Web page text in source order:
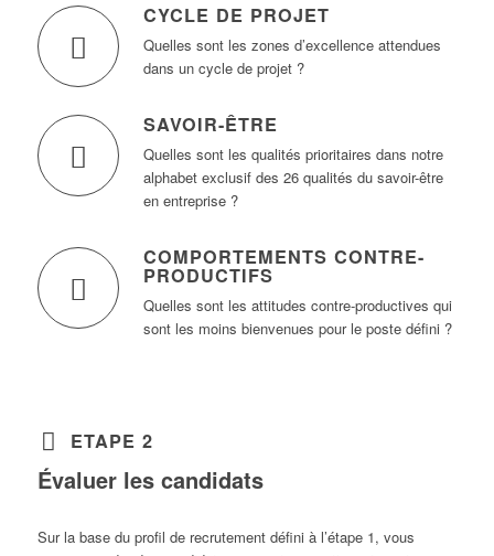
CYCLE DE PROJET
Quelles sont les zones d’excellence attendues
dans un cycle de projet ?
SAVOIR-ÊTRE
Quelles sont les qualités prioritaires dans notre
alphabet exclusif des 26 qualités du savoir-être
en entreprise ?
COMPORTEMENTS CONTRE-
PRODUCTIFS
Quelles sont les attitudes contre-productives qui
sont les moins bienvenues pour le poste défini ?
ETAPE 2
Évaluer les candidats
Sur la base du profil de recrutement défini à l’étape 1, vous